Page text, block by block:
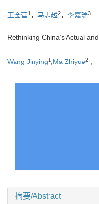
王金营1 ， 马志越2， 李嘉瑞3
Rethinking China’s Actual
Wang Jinying1 Ma Zhiyue2 ，
摘要/Abstract